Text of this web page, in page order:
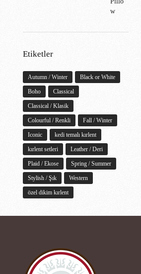
Etiketler
Autumn / Winter Black or White
Boho Classical
Classical / Klasik
Colourful / Renkli Fall / Winter
Iconic kedi temalı kırlent
kırlent setleri Leather / Deri
Plaid / Ekose Spring / Summer
Stylish / Şık Western
özel dikim kırlent